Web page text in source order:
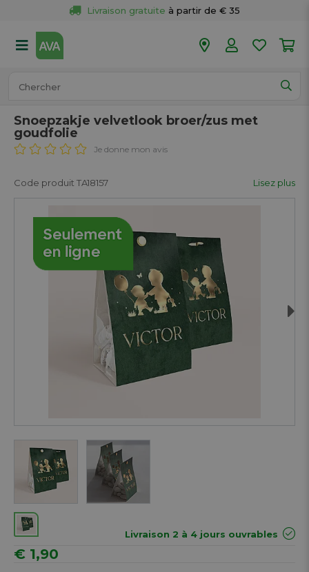
Livraison gratuite à partir de € 35
50 magasins
Snoepzakje velvetlook broer/zus met
goudfolie
Je donne mon avis
Code produit TA18157 Lisez plus
Livraison 2 à 4 jours ouvrables
€ 1,90